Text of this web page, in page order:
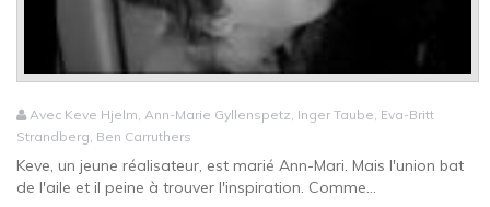
Avec Keve Hjelm, Ann-Marie Gyllenspetz, Inger Taube, Eva-Britt
Strandberg, Ben Carruthers
Keve, un jeune réalisateur, est marié Ann-Mari. Mais l'union bat
de l'aile et il peine à trouver l'inspiration. Comme...